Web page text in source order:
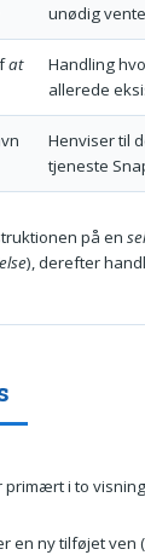
unødig
at
Handling
allerede
Henviser til
tjeneste
på en
), derefter
i to
en ny tilføjet ven